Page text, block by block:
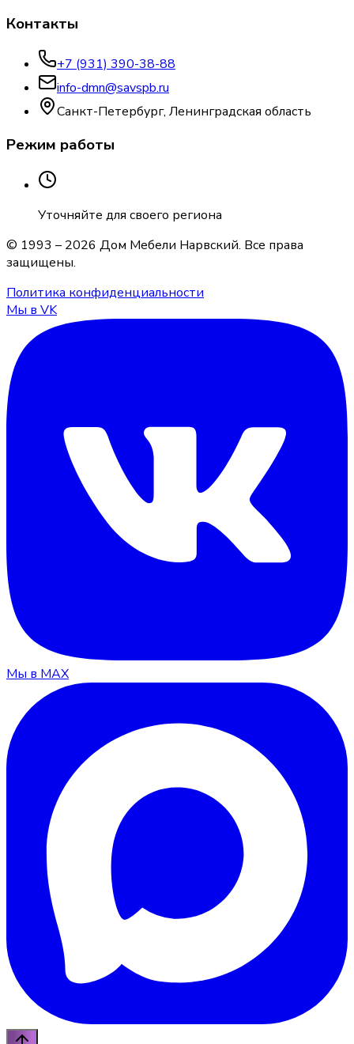
Контакты
+7 (931) 390-38-88
info-dmn@savspb.ru
Санкт-Петербург, Ленинградская область
Режим работы
Уточняйте для своего региона
© 1993 – 2026 Дом Мебели Нарвский. Все права
защищены.
Политика конфиденциальности
Мы в VK
Мы в MAX